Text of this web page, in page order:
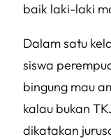
baik laki-laki
Dalam satu
siswa
bingung mau
kalau bukan
dikatakan